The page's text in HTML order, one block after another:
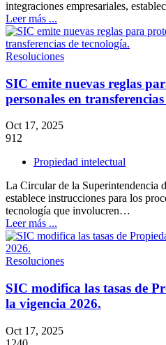
integraciones empresariales,
Leer más ...
Resoluciones
SIC emite nuevas reglas
personales en
Oct 17, 2025
912
Propiedad intelectual
La Circular de la Superintendencia
establece instrucciones para los
tecnología que involucren…
Leer más ...
Resoluciones
SIC modifica las tasas de
la vigencia 2026.
Oct 17, 2025